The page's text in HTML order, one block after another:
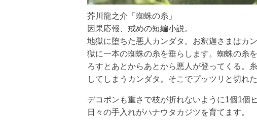
芥川龍之介「蜘蛛の糸」
因果応報、戒めの短編小説。
地獄に堕ちた悪人カンダタ。お釈迦さまはカ
獄に一本の蜘蛛の糸を垂らします。蜘蛛の糸
ろすとあとからあとから悪人が登ってくる。
してしまうカンダタ。そこでプッツリと切れ
デコポンも重さで枝が折れないように1個1個
日々の手入れがハナウタカジツを育てます。